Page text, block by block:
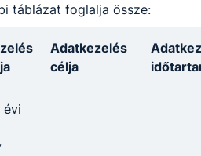
táblázat foglalja össze:
Adatkezelés
célja
évi